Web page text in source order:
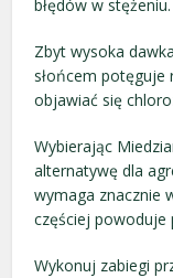
błędów w stężeniu.
Zbyt wysoka
słońcem
objawiać się
Wybierając
alternatywę dla
wymaga znacznie
częściej powoduje
Wykonuj zabiegi